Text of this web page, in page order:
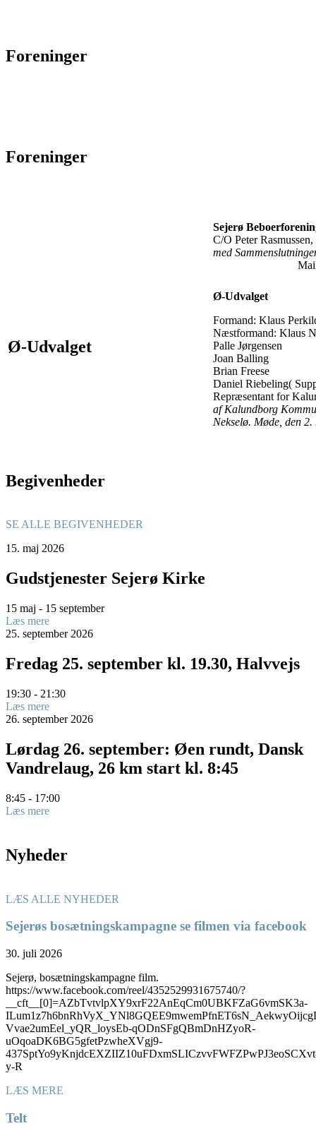
Foreninger
Foreninger
Sejerø
C/O Peter
med
Ø-Udvalget
Ø-Udvalget
Formand: Klaus
Næstformand: Klaus
Palle Jørgensen
Joan Balling
Brian Freese
Daniel Riebeling(
Repræsentant for
af Kalundborg
Nekselø. Møde, den
Begivenheder
SE ALLE BEGIVENHEDER
15. maj 2026
Gudstjenester Sejerø Kirke
15 maj - 15 september
Læs mere
25. september 2026
Fredag 25. september kl. 19.30, Halvvejs
19:30 - 21:30
Læs mere
26. september 2026
Lørdag 26. september: Øen rundt, Dansk
Vandrelaug, 26 km start kl. 8:45
8:45 - 17:00
Læs mere
Nyheder
LÆS ALLE NYHEDER
Sejerøs bosætningskampagne se filmen via facebook
30. juli 2026
Sejerø, bosætningskampagne film.
https://www.facebook.com/reel/4352529931675740/?
__cft__[0]=AZbTvtvlpXY9xrF22AnEqCm0UBKFZaG6vmSK3a-
Vvae2umEel_yQR_loysEb-qODnSFgQBmDnHZyoR-
uOqoaDK6BG5gfetPzwheXVgj9-
y-R
LÆS MERE
Telt